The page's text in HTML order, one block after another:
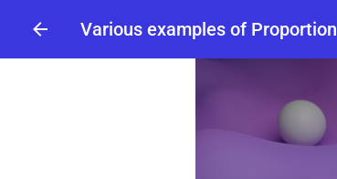
Various examples of Proportion